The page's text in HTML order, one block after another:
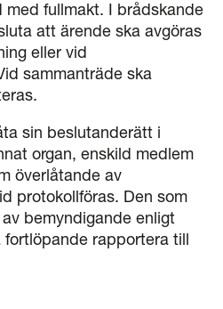
med fullmakt. I brådskande
att ärende ska avgöras
eller vid
sammanträde ska
sin beslutanderätt i
organ, enskild medlem
överlåtande av
protokollföras. Den som
bemyndigande enligt
rapportera till